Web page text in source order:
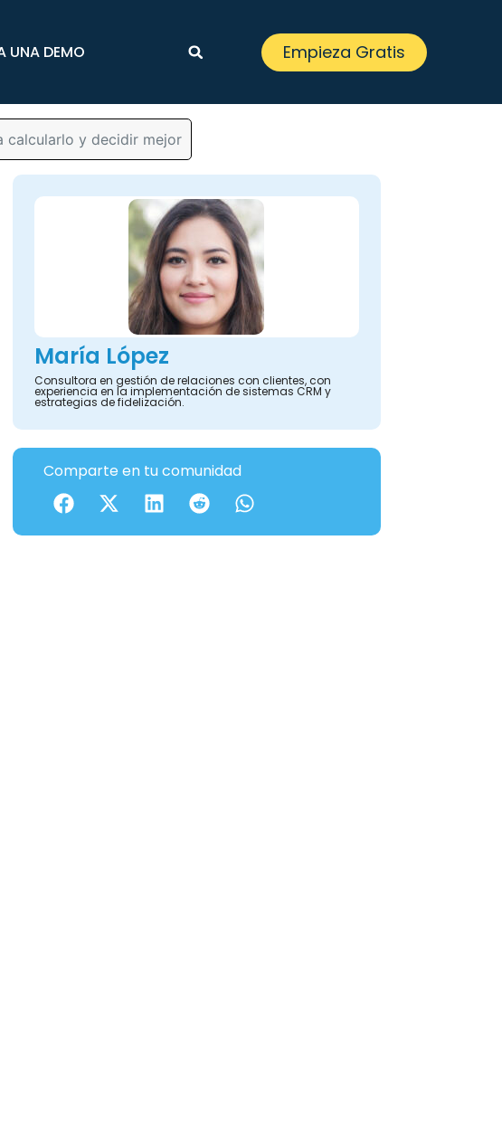
UNA DEMO Empieza Gratis
calcularlo y decidir mejor
María López
Consultora en gestión de relaciones con clientes, con
experiencia en la implementación de sistemas CRM y
estrategias de fidelización.
Comparte en tu comunidad